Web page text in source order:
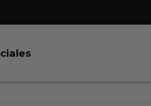
& Bondage